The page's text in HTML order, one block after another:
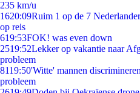
235 km/u
1620:09Ruim 1 op de 7
op reis
619:53FOK! was even down
2519:52Lekker op vakantie naar
probleem
8119:50'Witte' mannen
probleem